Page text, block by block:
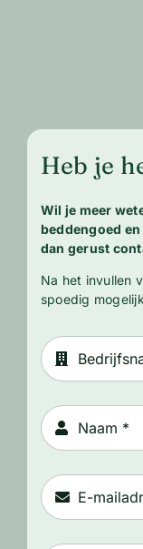
Heb je
Wil je meer
beddengoed
dan gerust
Na het invullen
spoedig